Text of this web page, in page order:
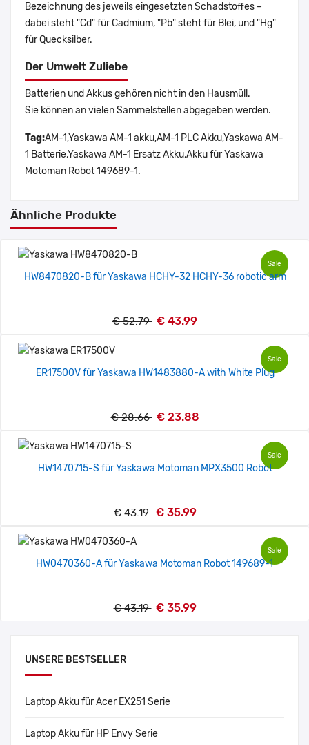
UNSERE BESTSELLER
Laptop Akku für Acer EX251 Serie
Laptop Akku für HP Envy Serie
Bezeichnung des jeweils eingesetzten Schadstoffes –
dabei steht "Cd" für Cadmium, "Pb" steht für Blei, und "Hg"
für Quecksilber.
Der Umwelt Zuliebe
Batterien und Akkus gehören nicht in den Hausmüll.
Sie können an vielen Sammelstellen abgegeben werden.
Tag:AM-1,Yaskawa AM-1 akku,AM-1 PLC Akku,Yaskawa AM-
1 Batterie,Yaskawa AM-1 Ersatz Akku,Akku für Yaskawa
Motoman Robot 149689-1.
Ähnliche Produkte
Sale
HW8470820-B für Yaskawa HCHY-32 HCHY-36 robotic arm
€ 52.79 € 43.99
Sale
ER17500V für Yaskawa HW1483880-A with White Plug
€ 28.66 € 23.88
Sale
HW1470715-S für Yaskawa Motoman MPX3500 Robot
€ 43.19 € 35.99
Sale
HW0470360-A für Yaskawa Motoman Robot 149689-1
€ 43.19 € 35.99